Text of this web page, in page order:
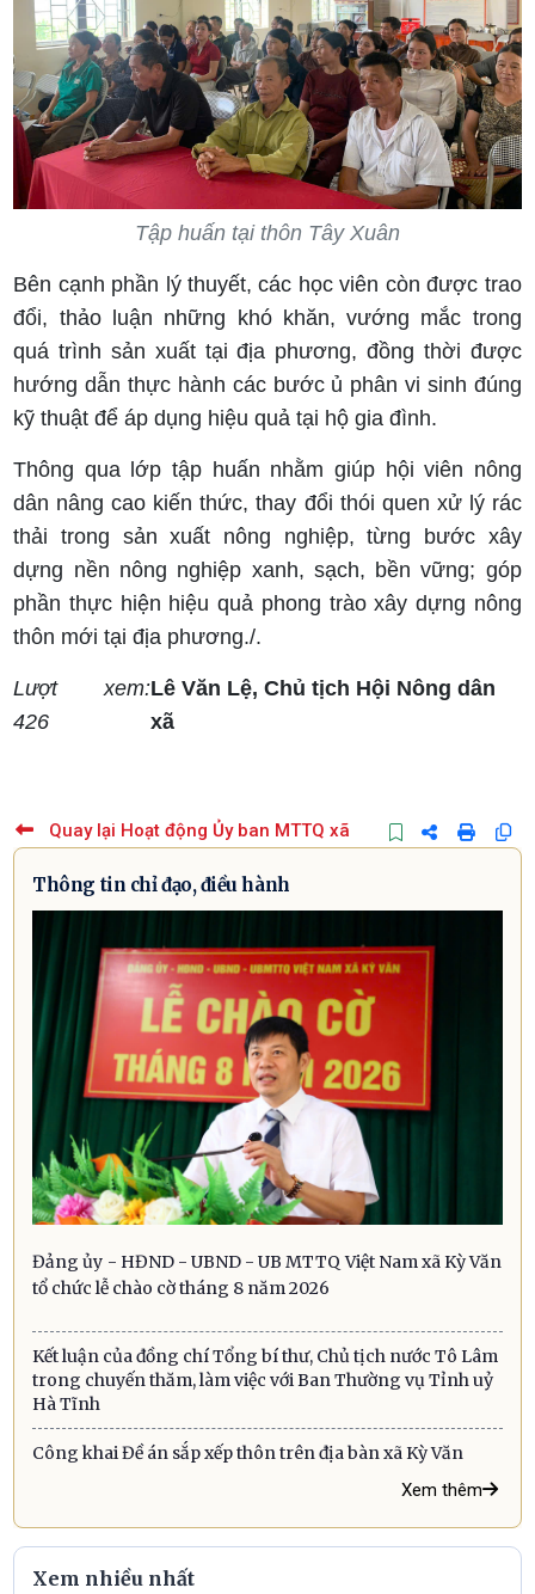
Tập huấn tại thôn Tây Xuân
Bên cạnh phần lý thuyết, các học viên còn được trao
đổi, thảo luận những khó khăn, vướng mắc trong
quá trình sản xuất tại địa phương, đồng thời được
hướng dẫn thực hành các bước ủ phân vi sinh đúng
kỹ thuật để áp dụng hiệu quả tại hộ gia đình.
Thông qua lớp tập huấn nhằm giúp hội viên nông
dân nâng cao kiến thức, thay đổi thói quen xử lý rác
thải trong sản xuất nông nghiệp, từng bước xây
dựng nền nông nghiệp xanh, sạch, bền vững; góp
phần thực hiện hiệu quả phong trào xây dựng nông
thôn mới tại địa phương./.
Lượt xem:
426
Lê Văn Lệ, Chủ tịch Hội Nông dân
xã
Quay lại Hoạt động Ủy ban MTTQ xã
Thông tin chỉ đạo, điều hành
Đảng ủy - HĐND - UBND - UB MTTQ Việt Nam xã Kỳ Văn
tổ chức lễ chào cờ tháng 8 năm 2026
Kết luận của đồng chí Tổng bí thư, Chủ tịch nước Tô Lâm
trong chuyến thăm, làm việc với Ban Thường vụ Tỉnh uỷ
Hà Tĩnh
Công khai Đề án sắp xếp thôn trên địa bàn xã Kỳ Văn
Xem thêm
Xem nhiều nhất